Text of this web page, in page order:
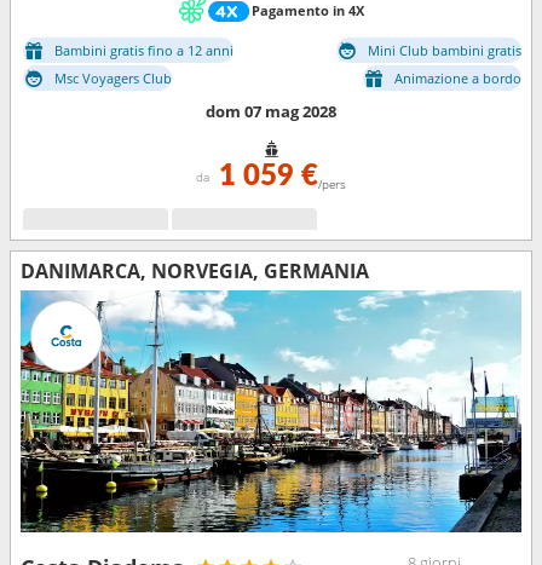
Pagamento in 4X
Bambini gratis fino a 12 anni
Mini Club bambini gratis
Msc Voyagers Club
Animazione a bordo
dom 07 mag 2028
da 1 059 €/pers
DANIMARCA, NORVEGIA, GERMANIA